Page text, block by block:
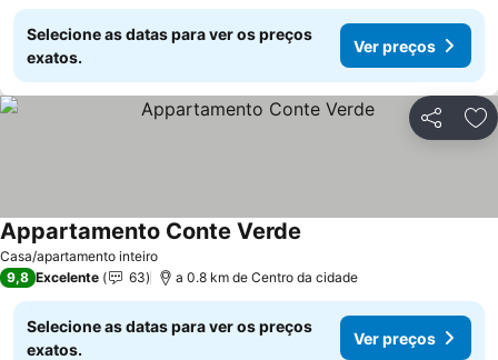
Selecione as datas para ver os preços
exatos.
Ver preços
Partilhar
Casa/apartamento inteiro
Appartamento Conte Verde
9,8 Excelente 63 a 0.8 km de Centro da cidade
Selecione as datas para ver os preços
exatos.
Ver preços